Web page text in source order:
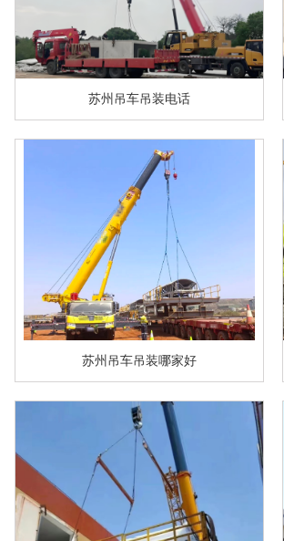
苏州吊车吊装电话
苏州吊车吊装哪家好